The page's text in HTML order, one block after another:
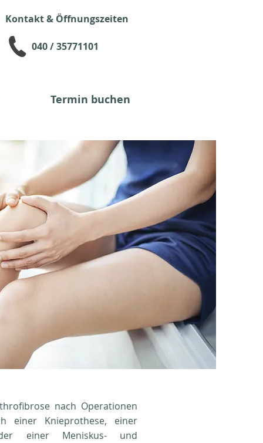
Kontakt & Öffnungszeiten
040 / 35771101
Termin buchen
nach Operationen
einer Knieprothese, einer
einer Meniskus- und